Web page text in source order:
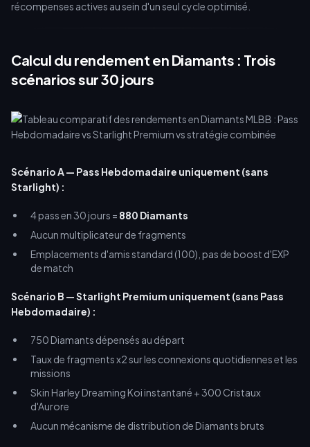
récompenses actives au sein d'un seul cycle optimisé.
Calcul du rendement en Diamants : Trois
scénarios sur 30 jours
Scénario A — Pass Hebdomadaire uniquement (sans
Starlight) :
4 pass en 30 jours = 880 Diamants
Aucun multiplicateur de fragments
Emplacements d'amis standard (100), pas de boost d'EXP
de match
Scénario B — Starlight Premium uniquement (sans Pass
Hebdomadaire) :
750 Diamants dépensés au départ
Taux de fragments x2 sur les connexions quotidiennes et les
missions
Skin Harley Dreaming Koi instantané + 300 Cristaux
d'Aurore
Aucun mécanisme de distribution de Diamants bruts